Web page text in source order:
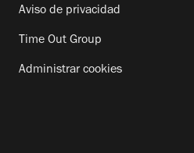
Aviso de privacidad
Time Out Group
Administrar cookies